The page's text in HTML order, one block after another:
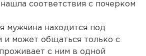
соответствия с почерком
мужчина находится под
и может общаться только с
с ним в одной